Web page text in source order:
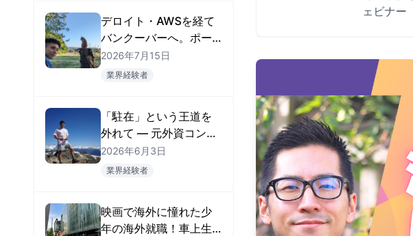
デロイト・AWSを経て
バンクーバーへ。ポー
トフォリオで「AIエン
ジニア」の職を掴んだ
2026年7月15日
業界経験者
「駐在」という王道を
外れて — 元外資コンサ
ルがMatch
Group（Tinder）のフ
2026年6月3日
業界経験者
映画で海外に憧れた少
年の海外就職！車上生
ェビナー